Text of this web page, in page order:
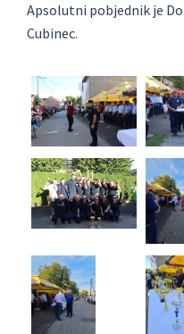
Apsolutni pobjednik je
Cubinec.